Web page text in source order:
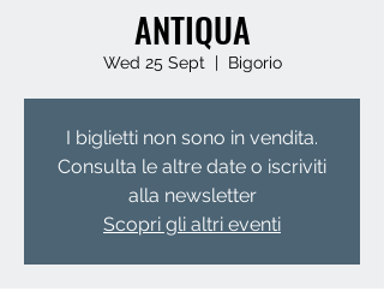
ANTIQUA
Wed 25 Sept
  |
Bigorio
I biglietti non sono in vendita.
Consulta le altre date o iscriviti
alla newsletter
Scopri gli altri eventi